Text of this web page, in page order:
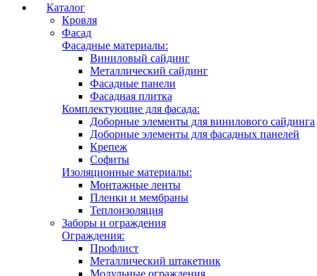
Каталог
Кровля
Фасад
Фасадные материалы:
Виниловый сайдинг
Металлический сайдинг
Фасадные панели
Фасадная плитка
Комплектующие для фасада:
Доборные элементы для винилового сайдинга
Доборные элементы для фасадных панелей
Крепеж
Софиты
Изоляционные материалы:
Монтажные ленты
Пленки и мембраны
Теплоизоляция
Заборы и ограждения
Ограждения:
Профлист
Металлический штакетник
Модульные ограждения